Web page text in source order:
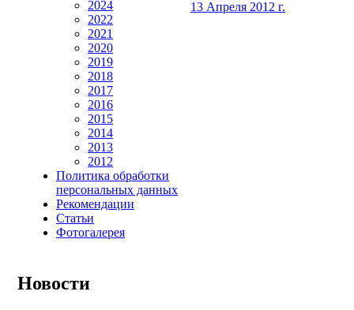
2024
2022
2021
2020
2019
2018
2017
2016
2015
2014
2013
2012
Политика обработки
персональных данных
Рекомендации
Статьи
Фотогалерея
Новости
13 Апреля 2012 г.